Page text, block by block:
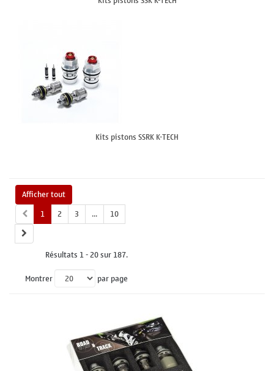
Kits pistons SSRK K-TECH
Afficher tout
1
2 3 ... 10
Résultats 1 - 20 sur 187.
Montrer
par page